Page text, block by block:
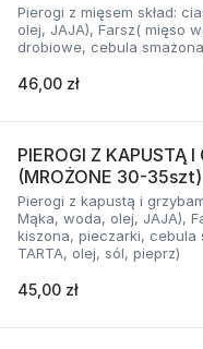
Pierogi z mięsem skład:
olej, JAJA), Farsz( mięso
drobiowe, cebula
46,00 zł
PIEROGI Z KAPUSTĄ I
(MROŻONE 30-35szt)
Pierogi z kapustą i
Mąka, woda, olej, JAJA),
kiszona, pieczarki, cebula
TARTA, olej, sól, pieprz)
45,00 zł